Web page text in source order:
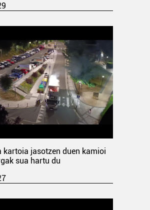
kartoia jasotzen duen kamioi
sua hartu du